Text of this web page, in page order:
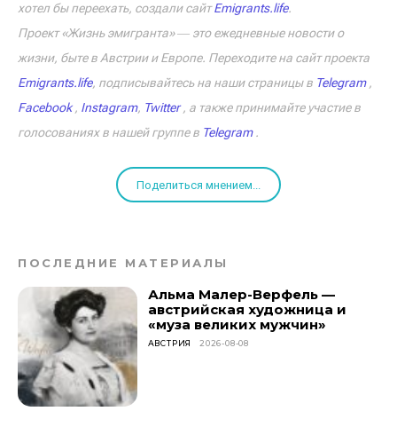
хотел бы переехать, создали сайтEmigrants.life.
Проект «Жизнь эмигранта» ― это ежедневные новости о
жизни, быте в Австрии и Европе. Переходите на сайт проекта
Emigrants.life, подписывайтесь на наши страницы в Telegram,
Facebook, Instagram, Twitter, а также принимайте участие в
голосованиях в нашей группе в Telegram.
Поделиться мнением...
ПОСЛЕДНИЕ МАТЕРИАЛЫ
Альма Малер-Верфель —
австрийская художница и
«муза великих мужчин»
АВСТРИЯ 2026-08-08